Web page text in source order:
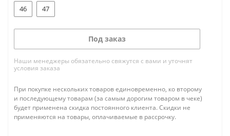
46 47
Под заказ
Наши менеджеры обязательно свяжутся с вами и уточнят
условия заказа
При покупке нескольких товаров единовременно, ко второму
и последующему товарам (за самым дорогим товаром в чеке)
будет применена скидка постоянного клиента. Скидки не
применяются на товары, оплачиваемые в рассрочку.